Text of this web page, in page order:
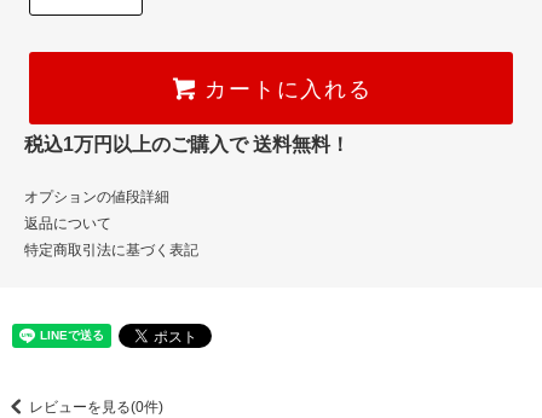
カートに入れる
税込1万円以上のご購入で 送料無料！
オプションの値段詳細
返品について
特定商取引法に基づく表記
レビューを見る(0件)